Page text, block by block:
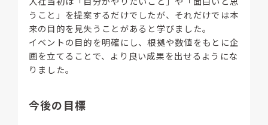
うこと」を提案するだけでしたが、それだけでは本
来の目的を見失うことがあると学びました。
イベントの目的を明確にし、根拠や数値をもとに企
画を立てることで、より良い成果を出せるようにな
りました。
今後の目標